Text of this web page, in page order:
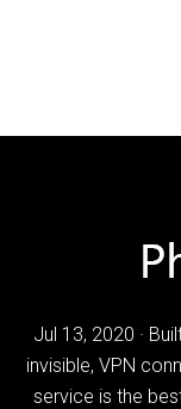
Jul 13, 2020 ·
invisible, VPN
service is the